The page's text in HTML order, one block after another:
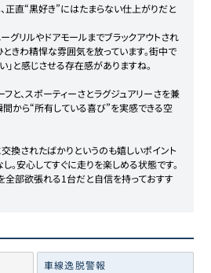
正直“黒好き”にはたまらない仕上がりだと
グリルやドアモールまでブラックアウトされ
ときわ精悍な雰囲気を放っています。街中で
」と感じさせる存在感がありますね。
と、スポーティーさとラグジュアリーさを兼
から“所有している喜び”を実感できる空
換されたばかりというのも嬉しいポイント
。安心してすぐに走りを楽しめる状態です。
」を全部欲張れる1台だと自信を持っておすす
車線逸脱警報